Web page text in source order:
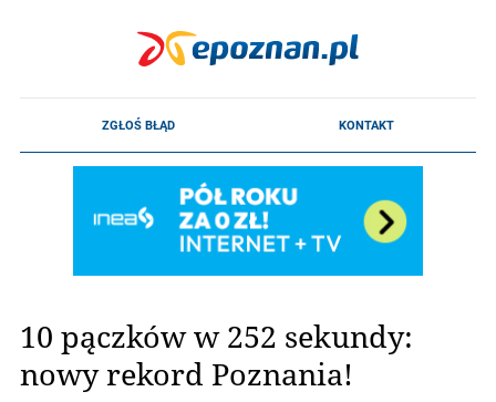
10 pączków w 252 sekundy:
nowy rekord Poznania!